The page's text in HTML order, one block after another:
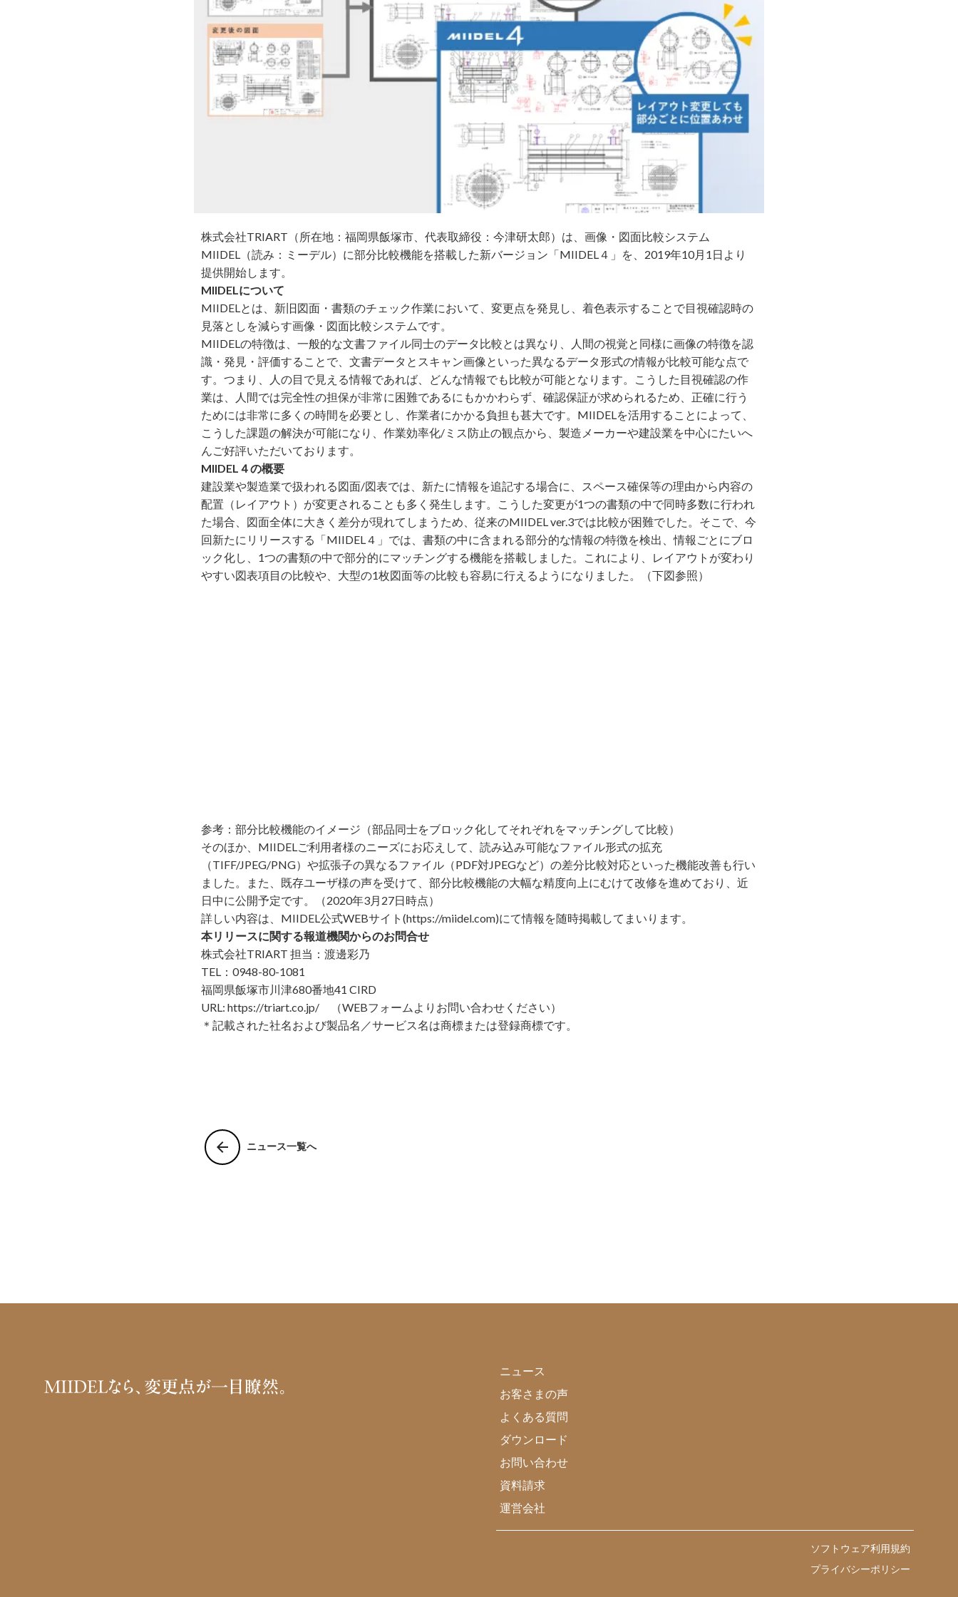
株式会社TRIART（所在地：福岡県飯塚市、代表取締役：今津研太郎）は、画像・図面比較システム
MIIDEL（読み：ミーデル）に部分比較機能を搭載した新バージョン「MIIDEL４」を、2019年10月1日より
提供開始します。
MIIDELについて
MIIDELとは、新旧図⾯・書類のチェック作業において、変更点を発見し、着色表示することで⽬視確認時の
⾒落としを減らす画像・図⾯⽐較システムです。
MIIDELの特徴は、一般的な文書ファイル同士のデータ比較とは異なり、人間の視覚と同様に画像の特徴を認
識・発見・評価することで、文書データとスキャン画像といった異なるデータ形式の情報が比較可能な点で
す。つまり、人の目で見える情報であれば、どんな情報でも比較が可能となります。こうした目視確認の作
業は、人間では完全性の担保が非常に困難であるにもかかわらず、確認保証が求められるため、正確に行う
ためには非常に多くの時間を必要とし、作業者にかかる負担も甚大です。MIIDELを活用することによって、
こうした課題の解決が可能になり、作業効率化/ミス防止の観点から、製造メーカーや建設業を中心にたいへ
んご好評いただいております。
MIIDEL４の概要
建設業や製造業で扱われる図面/図表では、新たに情報を追記する場合に、スペース確保等の理由から内容の
配置（レイアウト）が変更されることも多く発生します。こうした変更が1つの書類の中で同時多数に行われ
た場合、図面全体に大きく差分が現れてしまうため、従来のMIIDEL ver.3では比較が困難でした。そこで、今
回新たにリリースする「MIIDEL４」では、書類の中に含まれる部分的な情報の特徴を検出、情報ごとにブロ
ック化し、1つの書類の中で部分的にマッチングする機能を搭載しました。これにより、レイアウトが変わり
やすい図表項目の比較や、大型の1枚図面等の比較も容易に行えるようになりました。（下図参照）
参考：部分比較機能のイメージ（部品同士をブロック化してそれぞれをマッチングして比較）
そのほか、MIIDELご利用者様のニーズにお応えして、読み込み可能なファイル形式の拡充
（TIFF/JPEG/PNG）や拡張子の異なるファイル（PDF対JPEGなど）の差分比較対応といった機能改善も行い
ました。また、既存ユーザ様の声を受けて、部分比較機能の大幅な精度向上にむけて改修を進めており、近
日中に公開予定です。（2020年3月27日時点）
詳しい内容は、MIIDEL公式WEBサイト(https://miidel.com)にて情報を随時掲載してまいります。
本リリースに関する報道機関からのお問合せ
株式会社TRIART 担当：渡邊彩乃
TEL：0948-80-1081
福岡県飯塚市川津680番地41 CIRD
URL: https://triart.co.jp/ （WEBフォームよりお問い合わせください）
＊記載された社名および製品名／サービス名は商標または登録商標です。
arrow_back ニュース一覧へ
MIIDELなら、変更点が一目瞭然。
ニュース
お客さまの声
よくある質問
ダウンロード
お問い合わせ
資料請求
運営会社
ソフトウェア利用規約
プライバシーポリシー